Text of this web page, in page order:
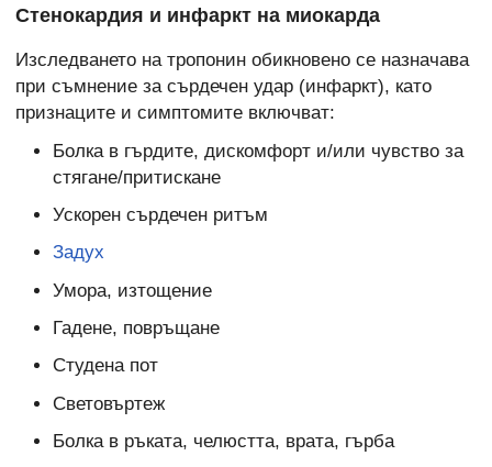
Стенокардия и инфаркт на миокарда
Изследването на тропонин обикновено се назначава
при съмнение за сърдечен удар (инфаркт), като
признаците и симптомите включват:
Болка в гърдите, дискомфорт и/или чувство за
стягане/притискане
Ускорен сърдечен ритъм
Задух
Умора, изтощение
Гадене, повръщане
Студена пот
Световъртеж
Болка в ръката, челюстта, врата, гърба